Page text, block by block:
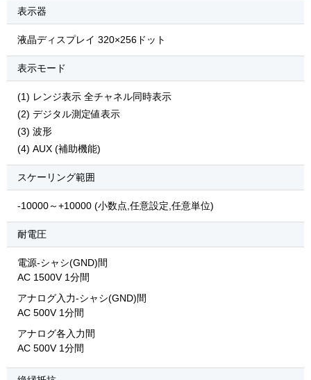
表示器
液晶ディスプレイ 320×256ドット
表示モード
(1) レンジ表示 全チャネル同時表示
(2) デジタル測定値表示
(3) 波形
(4) AUX (補助機能)
スケーリング範囲
-10000～+10000 (小数点,任意設定,任意単位)
耐電圧
電源-シャシ(GND)間
AC 1500V 1分間
アナログ入力-シャシ(GND)間
AC 500V 1分間
アナログ各入力間
AC 500V 1分間